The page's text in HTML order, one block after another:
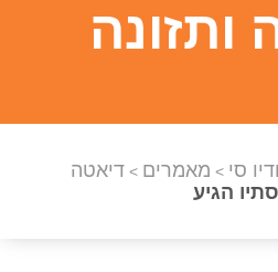
ותזונה
סי > מאמרים > דיאטה
הגיע